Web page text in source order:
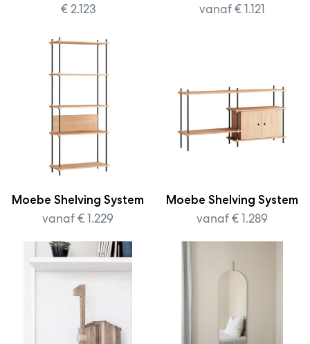
€ 2.123 vanaf € 1.121
Moebe Shelving System
vanaf € 1.229
Moebe Shelving System
vanaf € 1.289